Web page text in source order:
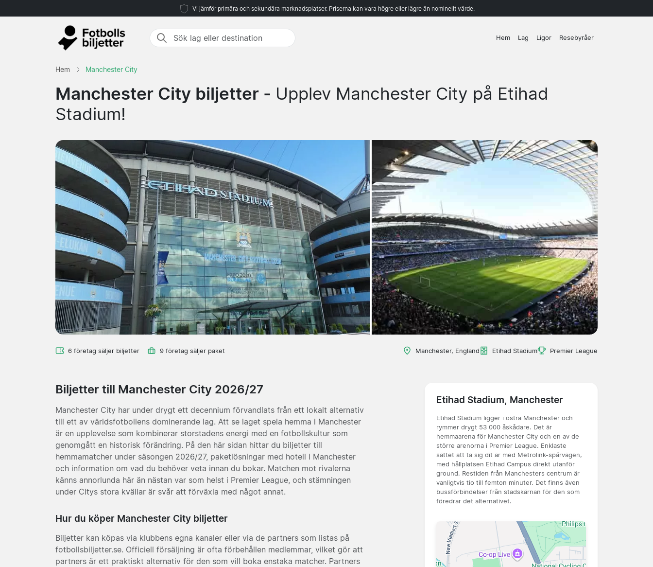
Vi jämför primära och sekundära marknadsplatser. Priserna kan vara högre eller lägre än nominellt värde.
Hem Lag Ligor Resebyråer
Hem Manchester City
Manchester City biljetter - Upplev Manchester City på Etihad
Stadium!
6 företag säljer biljetter 9 företag säljer paket Manchester, England Etihad Stadium Premier League
Biljetter till Manchester City 2026/27
Manchester City har under drygt ett decennium förvandlats från ett lokalt alternativ
till ett av världsfotbollens dominerande lag. Att se laget spela hemma i Manchester
är en upplevelse som kombinerar storstadens energi med en fotbollskultur som
genomgått en historisk förändring. På den här sidan hittar du biljetter till
hemmamatcher under säsongen 2026/27, paketlösningar med hotell i Manchester
och information om vad du behöver veta innan du bokar. Matchen mot rivalerna
känns annorlunda här än nästan var som helst i Premier League, och stämningen
under Citys stora kvällar är svår att förväxla med något annat.
Hur du köper Manchester City biljetter
Biljetter kan köpas via klubbens egna kanaler eller via de partners som listas på
fotbollsbiljetter.se. Officiell försäljning är ofta förbehållen medlemmar, vilket gör att
partners är ett praktiskt alternativ för den som vill boka enstaka matcher. Partners
Etihad Stadium, Manchester
Etihad Stadium ligger i östra Manchester och
rymmer drygt 53 000 åskådare. Det är
hemmaarena för Manchester City och en av de
större arenorna i Premier League. Enklaste
sättet att ta sig dit är med Metrolink-spårvägen,
med hållplatsen Etihad Campus direkt utanför
ground. Restiden från Manchesters centrum är
vanligtvis tio till femton minuter. Det finns även
bussförbindelser från stadskärnan för den som
föredrar det alternativet.